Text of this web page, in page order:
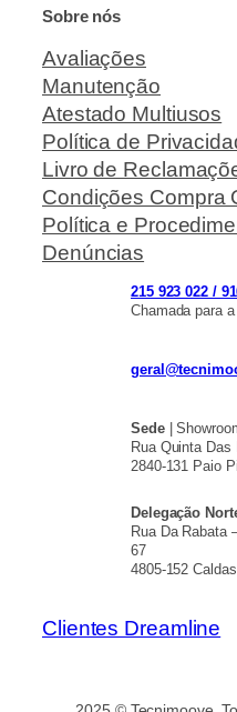
Sobre nós
Avaliações
Manutenção
Atestado Multiusos
Política de
Livro de
Condições Compra
Política e
Denúncias
215 923 022 /
Chamada para
Sede|
Rua Quinta Das
2840-131 Paio
Delegação
Rua Da Rabata
67
4805-152
Clientes Dreamline